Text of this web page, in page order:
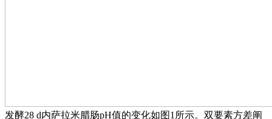
发酵28 d内萨拉米腊肠pH值的变化如图1所示。双要素方差阐